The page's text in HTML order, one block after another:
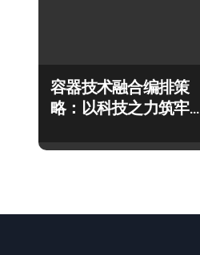
容器技术融合编排策
略：以科技之力筑牢运